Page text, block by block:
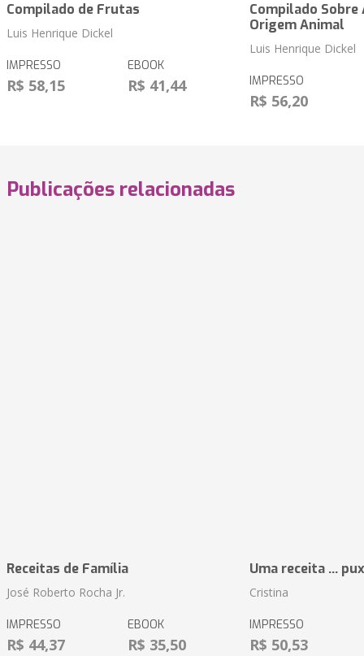
Compilado de Frutas
Luis Henrique Dickel
IMPRESSO
R$ 58,15
EBOOK
R$ 41,44
Compilado
Origem Animal
Luis Henrique Dickel
IMPRESSO
R$ 56,20
Publicações relacionadas
Receitas de Família
José Roberto Rocha Jr.
IMPRESSO
R$ 44,37
EBOOK
R$ 35,50
Uma receita ...
Cristina
IMPRESSO
R$ 50,53